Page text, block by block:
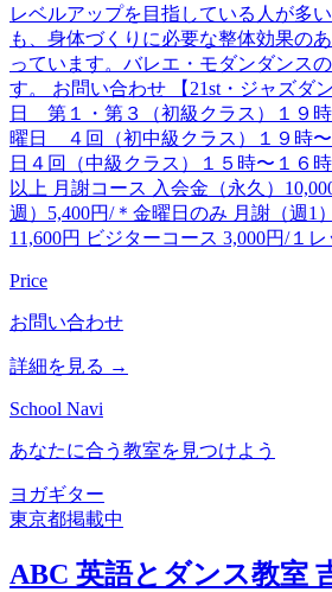
レベルアップを目指している人が多
も、身体づくりに必要な整体効果の
っています。バレエ・モダンダンス
す。 お問い合わせ 【21st・ジャズダ
日 第１・第３（初級クラス）１９
曜日 ４回（初中級クラス）１９時
日４回（中級クラス）１５時〜１６
以上 月謝コース 入会金（永久）
週）5,400円/＊金曜日のみ 月謝（週1
11,600円 ビジターコース 3,000円/１
Price
お問い合わせ
詳細を見る →
School Navi
あなたに合う教室を見つけよう
ヨガギター
東京都掲載中
ABC 英語とダンス教室